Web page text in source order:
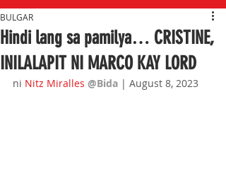
Hindi lang sa pamilya… CRISTINE,
INILALAPIT NI MARCO KAY LORD
BULGAR
ni Nitz Miralles @Bida | August 8, 2023